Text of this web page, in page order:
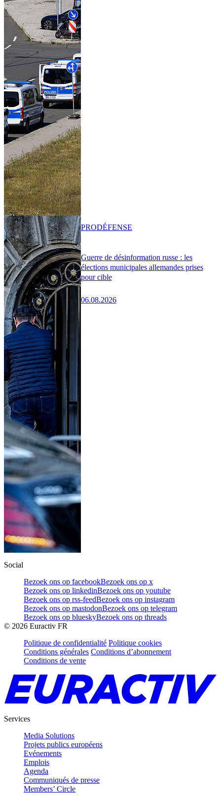
Guerre de désinformation russe : les
élections municipales allemandes prises
pour cible
06.08.2026
PRODÉFENSE
Social
Bezoek ons op facebookBezoek ons op x
Bezoek ons op linkedinBezoek ons op youtube
Bezoek ons op rss-feedBezoek ons op instagram
Bezoek ons op mastodonBezoek ons op telegram
Bezoek ons op blueskyBezoek ons op threads
© 2026 Euractiv FR
Politique de confidentialité Politique cookies
Conditions générales Conditions d’abonnement
Conditions de vente
Services
Media Solutions
Projets publics européens
Evénements
Emplois
Agenda
Communiqués de presse
Members’ Circle